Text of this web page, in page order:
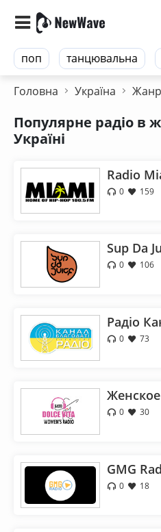
поп танцювальна
Головна Україна
Популярне радіо в
Україні
Radio
0 159
Sup Da
0 106
Радіо
0 73
0 30
GMG
0 18